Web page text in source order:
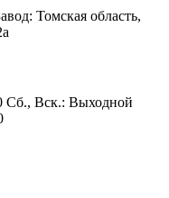
Томская область,
Сб., Вск.: Выходной